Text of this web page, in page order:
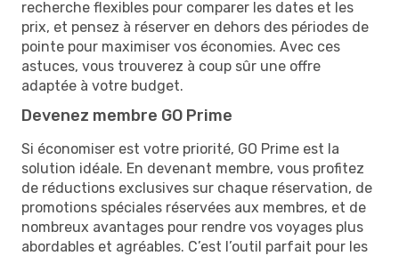
recherche flexibles pour comparer les dates et les
prix, et pensez à réserver en dehors des périodes de
pointe pour maximiser vos économies. Avec ces
astuces, vous trouverez à coup sûr une offre
adaptée à votre budget.
Devenez membre GO Prime
Si économiser est votre priorité, GO Prime est la
solution idéale. En devenant membre, vous profitez
de réductions exclusives sur chaque réservation, de
promotions spéciales réservées aux membres, et de
nombreux avantages pour rendre vos voyages plus
abordables et agréables. C’est l’outil parfait pour les